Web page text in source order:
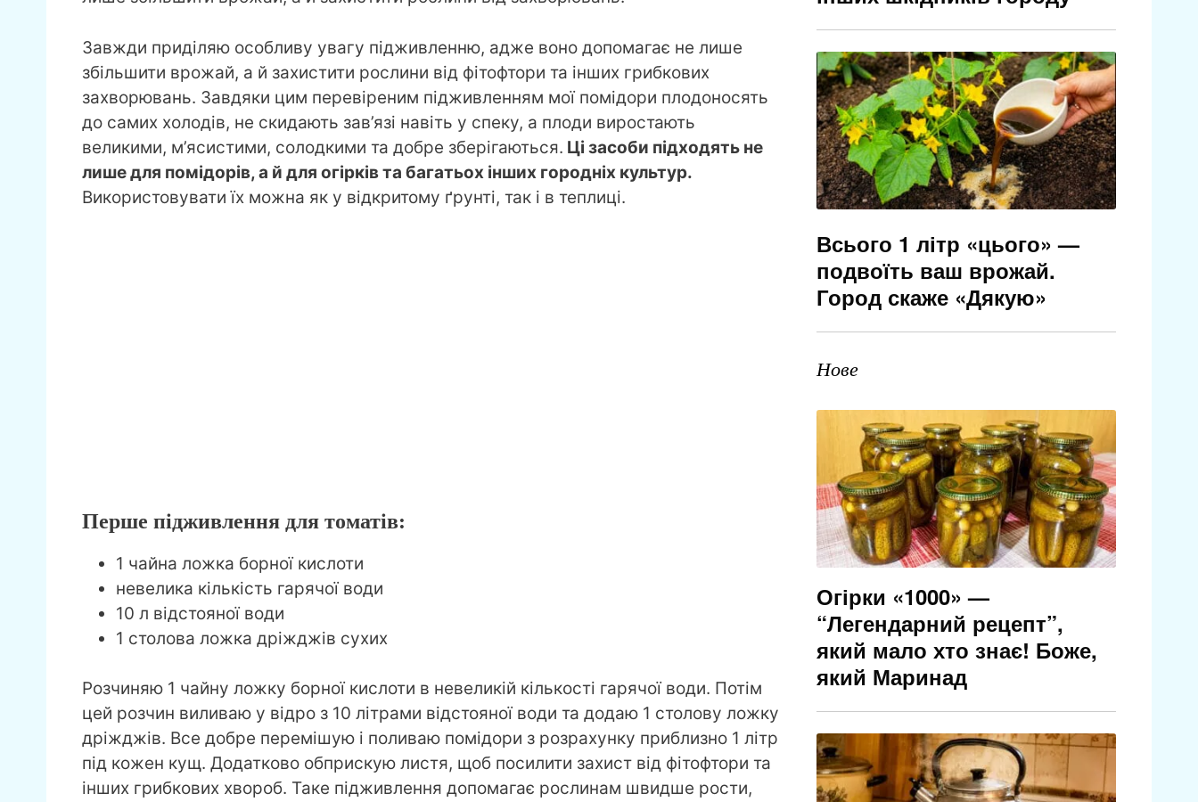
Завжди приділяю особливу увагу підживленню, адже воно допомагає не лише
збільшити врожай, а й захистити рослини від фітофтори та інших грибкових
захворювань. Завдяки цим перевіреним підживленням мої помідори плодоносять
до самих холодів, не скидають зав’язі навіть у спеку, а плоди виростають
великими, м’ясистими, солодкими та добре зберігаються. Ці засоби підходять не
лише для помідорів, а й для огірків та багатьох інших городніх культур.
Використовувати їх можна як у відкритому ґрунті, так і в теплиці.
Перше підживлення для томатів:
1 чайна ложка борної кислоти
невелика кількість гарячої води
10 л відстояної води
1 столова ложка дріжджів сухих
Розчиняю 1 чайну ложку борної кислоти в невеликій кількості гарячої води. Потім
цей розчин виливаю у відро з 10 літрами відстояної води та додаю 1 столову ложку
дріжджів. Все добре перемішую і поливаю помідори з розрахунку приблизно 1 літр
під кожен кущ. Додатково обприскую листя, щоб посилити захист від фітофтори та
інших грибкових хвороб. Таке підживлення допомагає рослинам швидше рости,
Всього 1 літр «цього» —
подвоїть ваш врожай.
Город скаже «Дякую»
Нове
Огірки «1000» —
“Легендарний рецепт”,
який мало хто знає! Боже,
який Маринад